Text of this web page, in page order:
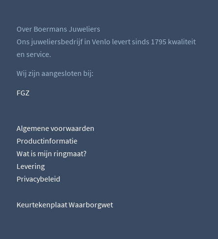
Over Boermans Juweliers
Ons juweliersbedrijf in Venlo levert sinds 1795 kwaliteit
en service.
Wij zijn aangesloten bij:
FGZ
Algemene voorwaarden
Productinformatie
Wat is mijn ringmaat?
Levering
Privacybeleid
Keurtekenplaat Waarborgwet